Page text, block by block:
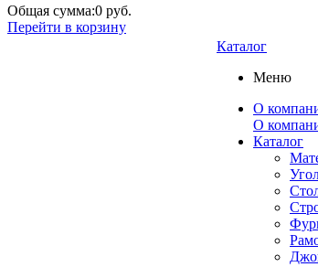
Общая сумма:0 руб.
Перейти в корзину
Каталог
Меню
О
О
Каталог